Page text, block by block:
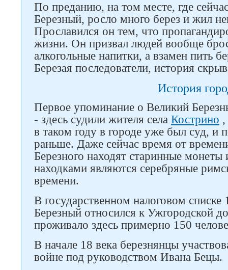
По преданию, на том месте, где
Березный, росло много берез и жил
Прославился он тем, что
жизни. Он призвал людей вообще
алкогольные напитки, а взамен пить
Березая последователи, история
История
Первое упоминание о Великий
- здесь судили жителя села Кострино ,
в таком году в городе уже был суд, и
раньше. Даже сейчас время от
Березного находят старинные
находками являются серебряные
времени.
В государственном налоговом
Березный относился к Ужгородской
проживало здесь примерно 150
В начале 18 века березнянцы
войне под руководством Ивана Бецы.